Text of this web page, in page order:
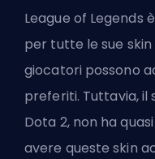
League of Legends
per tutte le sue
giocatori possono
preferiti. Tuttavia, il
Dota 2, non ha
avere queste skin